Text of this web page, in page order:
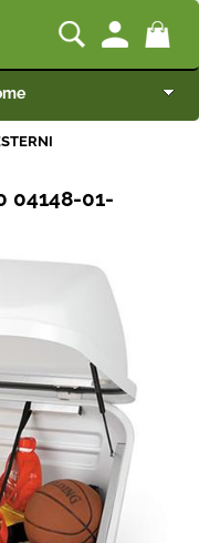
e Van
04148-01-